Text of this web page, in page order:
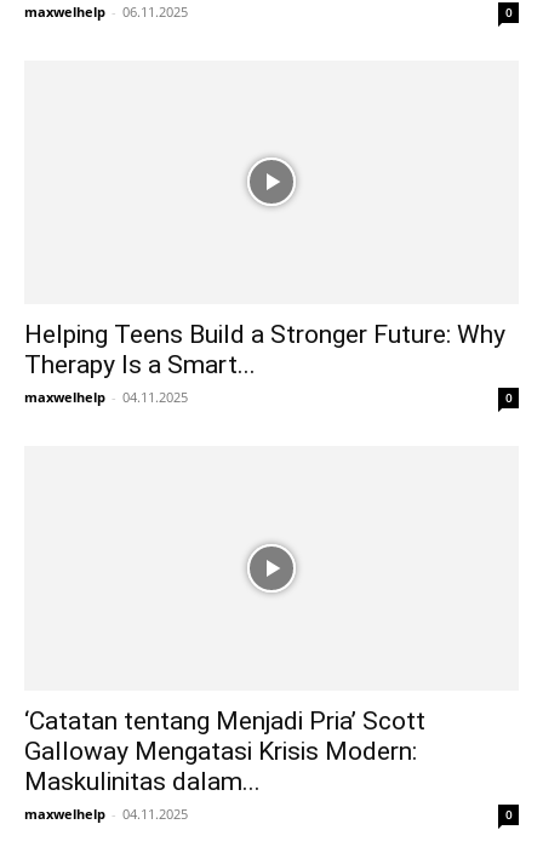
maxwelhelp - 06.11.2025 0
Helping Teens Build a Stronger Future: Why
Therapy Is a Smart...
maxwelhelp - 04.11.2025 0
‘Catatan tentang Menjadi Pria’ Scott
Galloway Mengatasi Krisis Modern:
Maskulinitas dalam...
maxwelhelp - 04.11.2025 0